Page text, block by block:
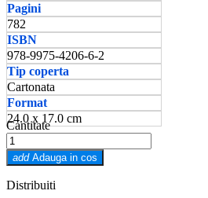
Pagini
782
ISBN
978-9975-4206-6-2
Tip coperta
Cartonata
Format
24.0 x 17.0 cm
Cantitate
add Adauga in cos
Distribuiti